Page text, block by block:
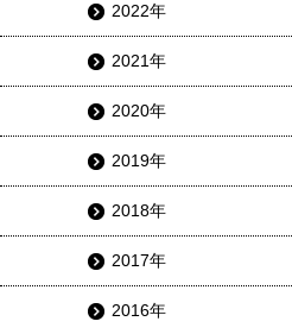
2022年
2021年
2020年
2019年
2018年
2017年
2016年